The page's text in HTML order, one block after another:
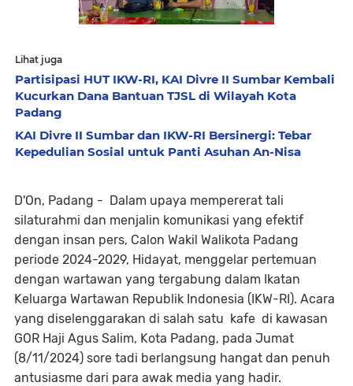
Lihat juga
Partisipasi HUT IKW-RI, KAI Divre II Sumbar Kembali
Kucurkan Dana Bantuan TJSL di Wilayah Kota
Padang
KAI Divre II Sumbar dan IKW-RI Bersinergi: Tebar
Kepedulian Sosial untuk Panti Asuhan An-Nisa
D'On, Padang - Dalam upaya mempererat tali
silaturahmi dan menjalin komunikasi yang efektif
dengan insan pers, Calon Wakil Walikota Padang
periode 2024-2029, Hidayat, menggelar pertemuan
dengan wartawan yang tergabung dalam Ikatan
Keluarga Wartawan Republik Indonesia (IKW-RI). Acara
yang diselenggarakan di salah satu kafe di kawasan
GOR Haji Agus Salim, Kota Padang, pada Jumat
(8/11/2024) sore tadi berlangsung hangat dan penuh
antusiasme dari para awak media yang hadir.